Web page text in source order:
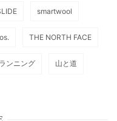
smartwool
THE NORTH FACE
ランニング 山と道